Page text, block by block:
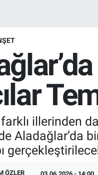
illerinden
Aladağlar’da
ÖZLER